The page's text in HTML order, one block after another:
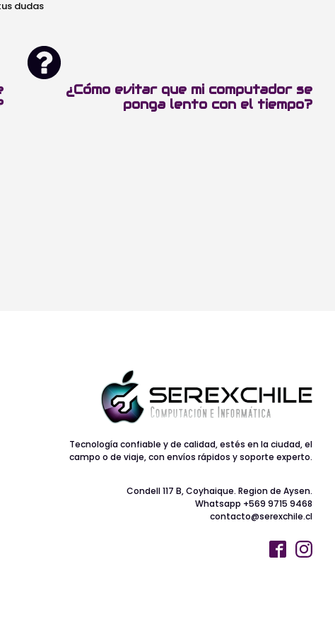
dudas
¿Cómo evitar que mi computador se
ponga lento con el tiempo?
Tecnología confiable y de calidad, estés en la ciudad, el
campo o de viaje, con envíos rápidos y soporte experto.
Condell 117 B, Coyhaique. Region de Aysen.
Whatsapp +569 9715 9468
contacto@serexchile.cl